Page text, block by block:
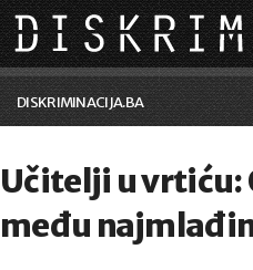
Skip to main content
DISKRIMINACIJA.BA
Vijesti i događaji
Aktuelne teme
Učitelji u
među